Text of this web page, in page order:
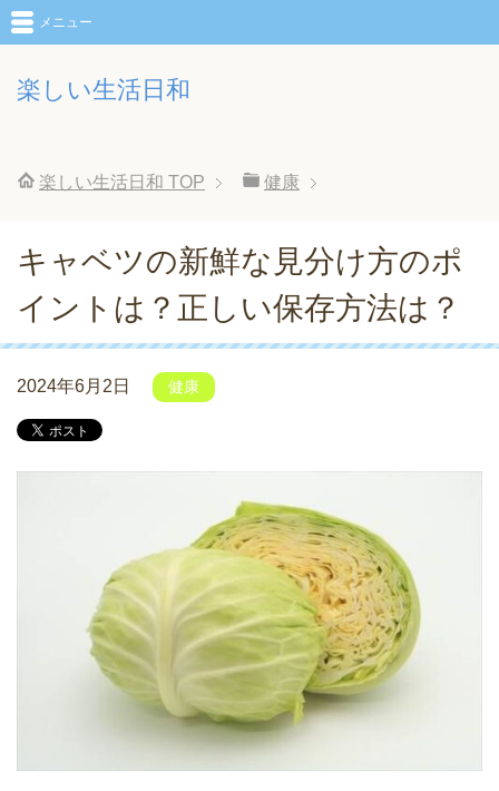
楽しい生活日和
メニュー
楽しい生活日和 TOP 健康
キャベツの新鮮な見分け方のポ
イントは？正しい保存方法は？
2024年6月2日 健康